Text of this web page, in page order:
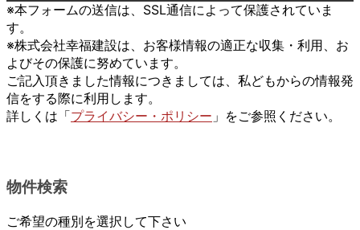
※本フォームの送信は、SSL通信によって保護されていま
す。
※株式会社幸福建設は、お客様情報の適正な収集・利用、お
よびその保護に努めています。
ご記入頂きました情報につきましては、私どもからの情報発
信をする際に利用します。
詳しくは「プライバシー・ポリシー 」をご参照ください。
物件検索
ご希望の種別を選択して下さい